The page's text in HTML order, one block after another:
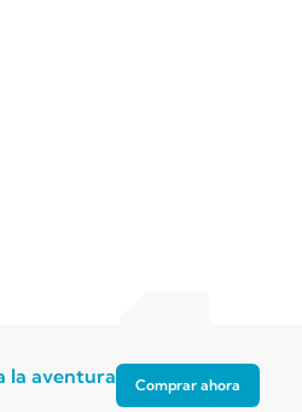
la aventura Comprar ahora